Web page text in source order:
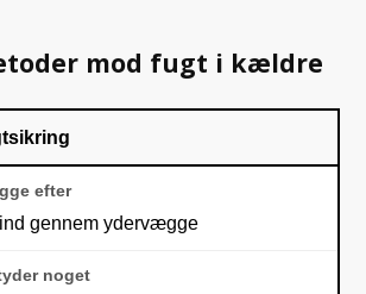
mod fugt i kældre
gennem ydervægge